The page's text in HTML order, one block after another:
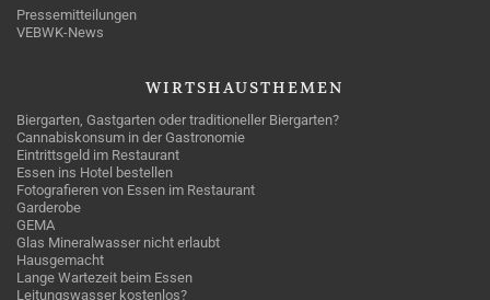
Pressemitteilungen
VEBWK-News
WIRTSHAUSTHEMEN
Biergarten, Gastgarten oder traditioneller Biergarten?
Cannabiskonsum in der Gastronomie
Eintrittsgeld im Restaurant
Essen ins Hotel bestellen
Fotografieren von Essen im Restaurant
Garderobe
GEMA
Glas Mineralwasser nicht erlaubt
Hausgemacht
Lange Wartezeit beim Essen
Leitungswasser kostenlos?